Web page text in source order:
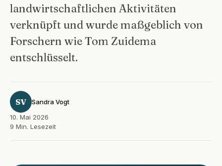
landwirtschaftlichen Aktivitäten
verknüpft und wurde maßgeblich von
Forschern wie Tom Zuidema
entschlüsselt.
SV
Sandra Vogt
10. Mai 2026
9 Min. Lesezeit